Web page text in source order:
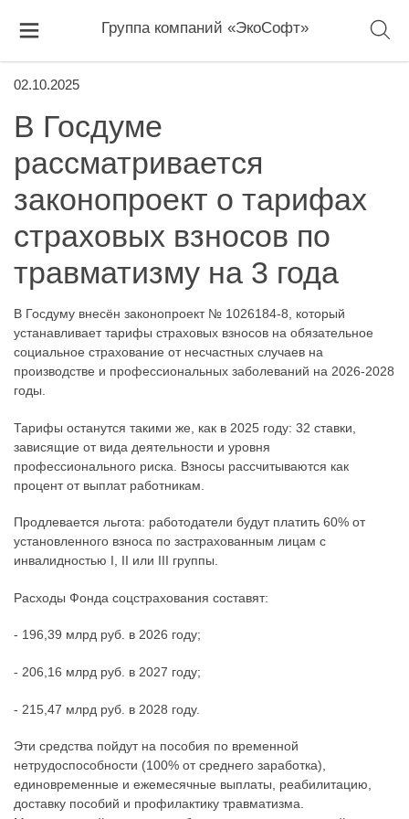
Группа компаний «ЭкоСофт»
02.10.2025
В Госдуме
рассматривается
законопроект о тарифах
страховых взносов по
травматизму на 3 года
В Госдуму внесён законопроект № 1026184-8, который
устанавливает тарифы страховых взносов на обязательное
социальное страхование от несчастных случаев на
производстве и профессиональных заболеваний на 2026-2028
годы.
Тарифы останутся такими же, как в 2025 году: 32 ставки,
зависящие от вида деятельности и уровня
профессионального риска. Взносы рассчитываются как
процент от выплат работникам.
Продлевается льгота: работодатели будут платить 60% от
установленного взноса по застрахованным лицам с
инвалидностью I, II или III группы.
Расходы Фонда соцстрахования составят:
- 196,39 млрд руб. в 2026 году;
- 206,16 млрд руб. в 2027 году;
- 215,47 млрд руб. в 2028 году.
Эти средства пойдут на пособия по временной
нетрудоспособности (100% от среднего заработка),
единовременные и ежемесячные выплаты, реабилитацию,
доставку пособий и профилактику травматизма.